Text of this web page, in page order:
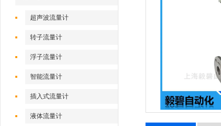
超声波流量计
转子流量计
浮子流量计
智能流量计
插入式流量计
液体流量计